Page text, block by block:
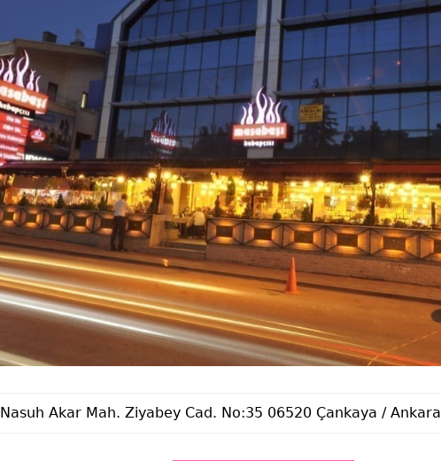
Nasuh Akar Mah. Ziyabey Cad. No:35 06520 Çankaya / Ankara